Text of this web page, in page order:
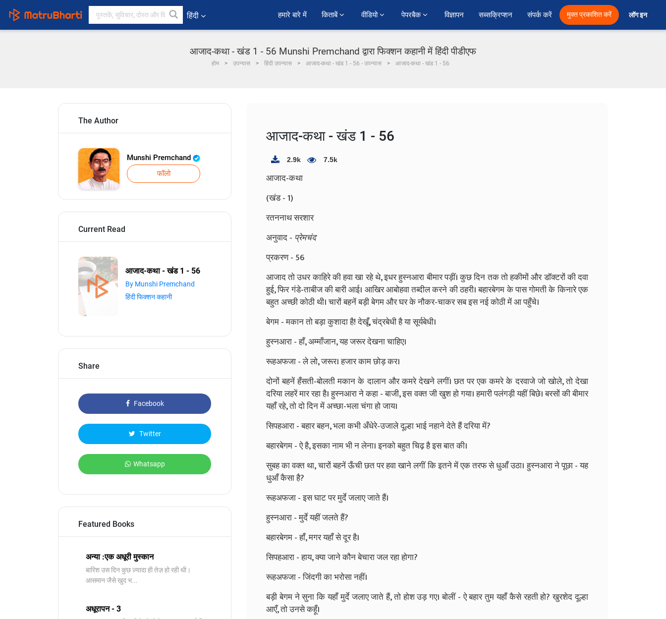
हिंदी हमारे बारे में किताबें वीडियो पेपरबैक विज्ञापन सब्सक्रिप्शन संपर्क करें मुक्त प्रकाशित करें लॉग इन
आजाद-कथा - खंड 1 - 56 Munshi Premchand द्वारा फिक्शन कहानी में हिंदी पीडीएफ
होम उपन्यास हिंदी उपन्यास आजाद-कथा - खंड 1 - 56 - उपन्यास आजाद-कथा - खंड 1 - 56
The Author
Munshi Premchand
फॉलो
Current Read
आजाद-कथा - खंड 1 - 56
By Munshi Premchand
हिंदी फिक्शन कहानी
Share
Facebook
Twitter
Whatsapp
Featured Books
अन्या :एक अधूरी मुस्कान
बारिश उस दिन कुछ ज़्यादा ही तेज़ हो रही थी।
आसमान जैसे खुद भ...
अधूरापन - 3
आजाद-कथा - खंड 1 - 56
2.9k 7.5k
आजाद-कथा
(खंड - 1)
रतननाथ सरशार
अनुवाद - प्रेमचंद
प्रकरण - 56
आजाद तो उधर काहिरे की हवा खा रहे थे, इधर हुस्नआरा बीमार पड़ीं। कुछ दिन तक तो हकीमों और डॉक्टरों की दवा
हुई, फिर गंडे-ताबीज की बारी आई। आखिर आबोहवा तब्दील करने की ठहरी। बहारबेगम के पास गोमती के किनारे एक
बहुत अच्छी कोठी थी। चारों बहनें बड़ी बेगम और घर के नौकर-चाकर सब इस नई कोठी में आ पहुँचे।
बेगम - मकान तो बड़ा कुशादा है! देखूँ, चंद्रबेधी है या सूर्यबेधी।
हुस्नआरा - हाँ, अम्माँजान, यह जरूर देखना चाहिए।
रूहअफजा - ले लो, जरूर। हजार काम छोड़ कर।
दोनों बहनें हँसती-बोलती मकान के दालान और कमरे देखने लगीं। छत पर एक कमरे के दरवाजे जो खोले, तो देखा
दरिया लहरें मार रहा है। हुस्नआरा ने कहा - बाजी, इस वक्त जी खुश हो गया। हमारी पलंगड़ी यहीं बिछे। बरसों की बीमार
यहाँ रहे, तो दो दिन में अच्छा-भला चंगा हो जाय।
सिपहआरा - बहार बहन, भला कभी अँधेरे-उजाले दूल्हा भाई नहाने देते हैं दरिया में?
बहारबेगम - ऐ है, इसका नाम भी न लेना। इनको बहुत चिढ़ है इस बात की।
सुबह का वक्त था, चारों बहनें ऊँची छत पर हवा खाने लगीं कि इतने में एक तरफ से धुआँ उठा। हुस्नआरा ने पूछा - यह
धुआँ कैसा है?
रूहअफजा - इस घाट पर मुर्दे जलाए जाते हैं।
हुस्नआरा - मुर्दे यहीं जलते हैं?
बहारबेगम - हाँ, मगर यहाँ से दूर है।
सिपहआरा - हाय, क्या जाने कौन बेचारा जल रहा होगा?
रूहअफजा - जिंदगी का भरोसा नहीं।
बड़ी बेगम ने सुना कि यहाँ मुर्दे जलाए जाते हैं, तो होश उड़ गए। बोलीं - ऐ बहार तुम यहाँ कैसे रहती हो? खुरशेद दूल्हा
आएँ, तो उनसे कहूँ।